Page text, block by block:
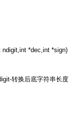
*dec,int *sign)
转换后底字符串长度